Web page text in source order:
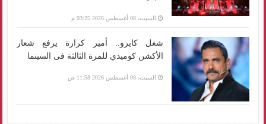
السبت، 08 أغسطس 2026 03:25 م
شغل كايرو.. أمير كرارة يرفع شعار
الأكشن كوميدي للمرة الثالثة فى السينما
السبت، 08 أغسطس 2026 11:58 ص